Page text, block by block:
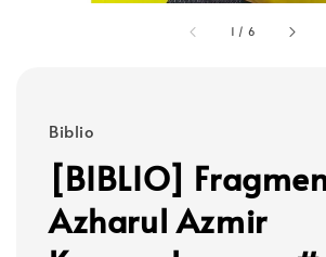
1 / 6
Biblio
[BIBLIO]
Azharul Azmir